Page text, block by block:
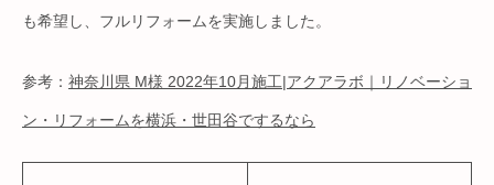
も希望し、フルリフォームを実施しました。
参考： 神奈川県 M様 2022年10月施工|アクアラボ｜リノベーショ
ン・リフォームを横浜・世田谷でするなら